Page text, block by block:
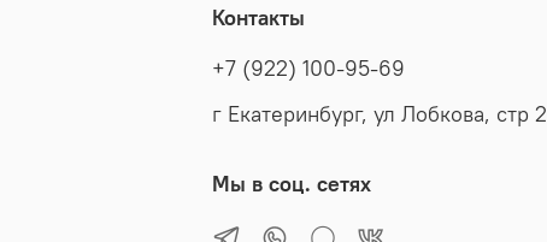
Контакты
+7 (922) 100-95-69
г Екатеринбург, ул Лобкова, стр 2
Мы в соц. сетях